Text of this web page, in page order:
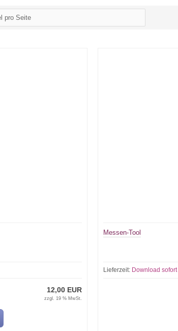
12,00 EUR
zzgl. 19 % MwSt.
Messen-Tool
Lieferzeit: Download sofort